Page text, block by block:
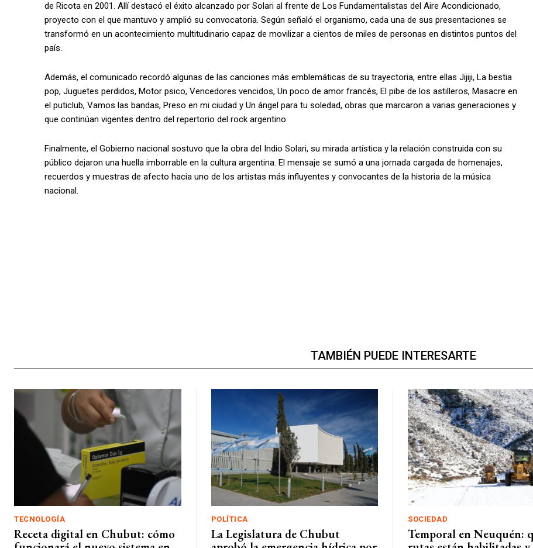
de Ricota en 2001. Allí destacó el éxito alcanzado por Solari al frente de Los Fundamentalistas del Aire Acondicionado,
proyecto con el que mantuvo y amplió su convocatoria. Según señaló el organismo, cada una de sus presentaciones se
transformó en un acontecimiento multitudinario capaz de movilizar a cientos de miles de personas en distintos puntos del
país.
Además, el comunicado recordó algunas de las canciones más emblemáticas de su trayectoria, entre ellas Jijiji, La bestia
pop, Juguetes perdidos, Motor psico, Vencedores vencidos, Un poco de amor francés, El pibe de los astilleros, Masacre en
el puticlub, Vamos las bandas, Preso en mi ciudad y Un ángel para tu soledad, obras que marcaron a varias generaciones y
que continúan vigentes dentro del repertorio del rock argentino.
Finalmente, el Gobierno nacional sostuvo que la obra del Indio Solari, su mirada artística y la relación construida con su
público dejaron una huella imborrable en la cultura argentina. El mensaje se sumó a una jornada cargada de homenajes,
recuerdos y muestras de afecto hacia uno de los artistas más influyentes y convocantes de la historia de la música
nacional.
TAMBIÉN PUEDE INTERESARTE
TECNOLOGÍA
Receta digital en Chubut: cómo
POLÍTICA
La Legislatura de Chubut
SOCIEDAD
Temporal en Neuquén: